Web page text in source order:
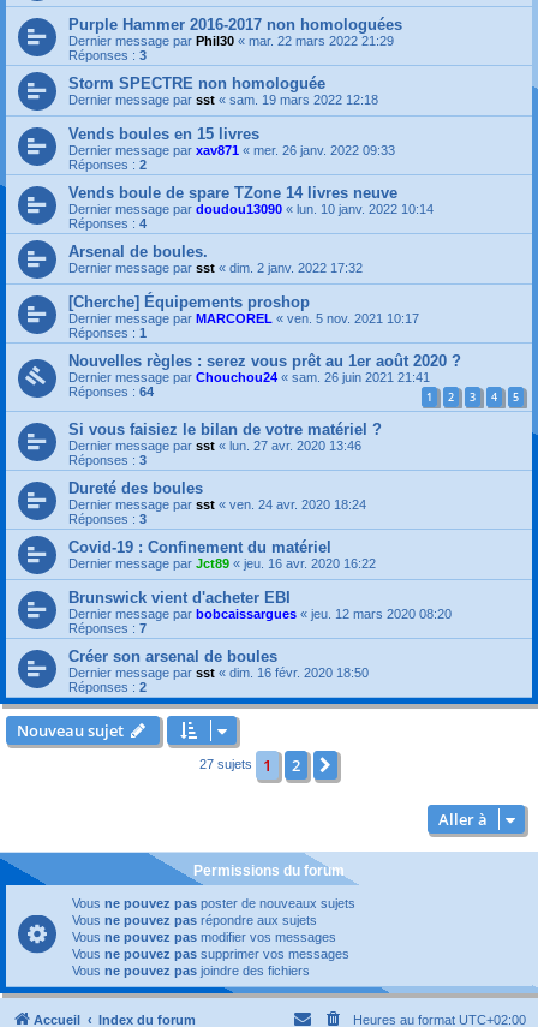
Purple Hammer 2016-2017 non homologuées
Dernier message par Phil30 « mar. 22 mars 2022 21:29
Réponses : 3
Storm SPECTRE non homologuée
Dernier message par sst « sam. 19 mars 2022 12:18
Vends boules en 15 livres
Dernier message par xav871 « mer. 26 janv. 2022 09:33
Réponses : 2
Vends boule de spare TZone 14 livres neuve
Dernier message par doudou13090 « lun. 10 janv. 2022 10:14
Réponses : 4
Arsenal de boules.
Dernier message par sst « dim. 2 janv. 2022 17:32
[Cherche] Équipements proshop
Dernier message par MARCOREL « ven. 5 nov. 2021 10:17
Réponses : 1
Nouvelles règles : serez vous prêt au 1er août 2020 ?
Dernier message par Chouchou24 « sam. 26 juin 2021 21:41
Réponses : 64 1 2 3 4 5
Si vous faisiez le bilan de votre matériel ?
Dernier message par sst « lun. 27 avr. 2020 13:46
Réponses : 3
Dureté des boules
Dernier message par sst « ven. 24 avr. 2020 18:24
Réponses : 3
Covid-19 : Confinement du matériel
Dernier message par Jct89 « jeu. 16 avr. 2020 16:22
Brunswick vient d'acheter EBI
Dernier message par bobcaissargues « jeu. 12 mars 2020 08:20
Réponses : 7
Créer son arsenal de boules
Dernier message par sst « dim. 16 févr. 2020 18:50
Réponses : 2
Nouveau sujet
27 sujets 1 2
Aller à
Permissions du forum
Vous ne pouvez pas poster de nouveaux sujets
Vous ne pouvez pas répondre aux sujets
Vous ne pouvez pas modifier vos messages
Vous ne pouvez pas supprimer vos messages
Vous ne pouvez pas joindre des fichiers
Accueil Index du forum Heures au format UTC+02:00